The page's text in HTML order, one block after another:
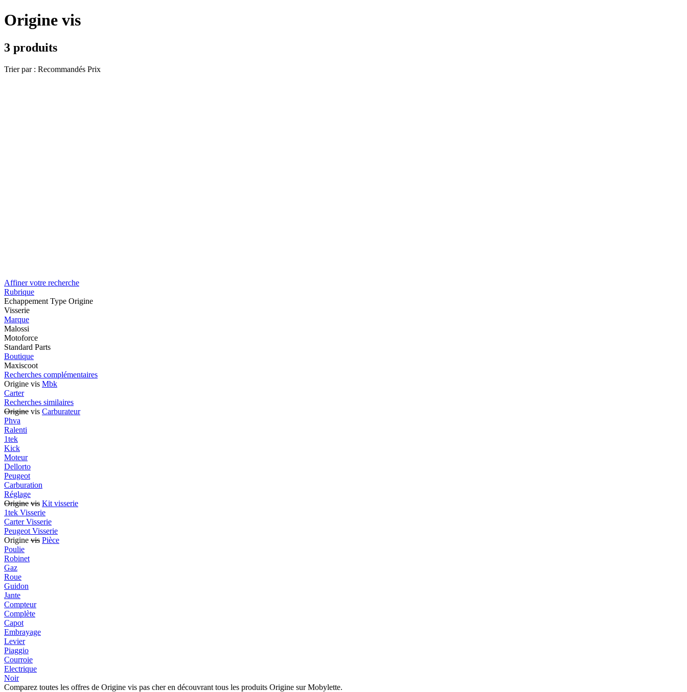
Origine vis
3 produits
Trier par : Recommandés Prix
Affiner votre recherche
Rubrique
Echappement Type Origine
Visserie
Marque
Malossi
Motoforce
Standard Parts
Boutique
Maxiscoot
Recherches complémentaires
Origine vis Mbk
Carter
Recherches similaires
Origine vis Carburateur
Phva
Ralenti
1tek
Kick
Moteur
Dellorto
Peugeot
Carburation
Réglage
Origine vis Kit visserie
1tek Visserie
Carter Visserie
Peugeot Visserie
Origine vis Pièce
Poulie
Robinet
Gaz
Roue
Guidon
Jante
Compteur
Complète
Capot
Embrayage
Levier
Piaggio
Courroie
Electrique
Noir
Comparez toutes les offres de Origine vis pas cher en découvrant tous les produits Origine sur Mobylette.